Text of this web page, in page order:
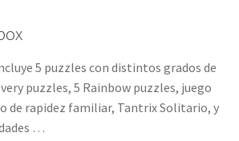
5 puzzles con distintos grados de
puzzles, 5 Rainbow puzzles, juego
de rapidez familiar, Tantrix Solitario, y
…